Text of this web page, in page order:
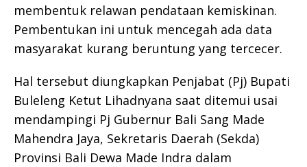
membentuk relawan pendataan kemiskinan.
Pembentukan ini untuk mencegah ada data
masyarakat kurang beruntung yang tercecer.
Hal tersebut diungkapkan Penjabat (Pj) Bupati
Buleleng Ketut Lihadnyana saat ditemui usai
mendampingi Pj Gubernur Bali Sang Made
Mahendra Jaya, Sekretaris Daerah (Sekda)
Provinsi Bali Dewa Made Indra dalam